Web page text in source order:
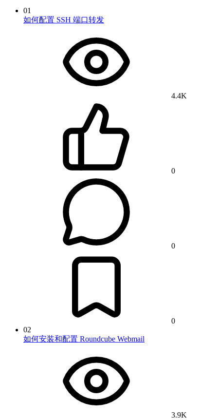
01
如何配置 SSH 端口转发
4.4K
0
0
0
02
如何安装和配置 Roundcube Webmail
3.9K